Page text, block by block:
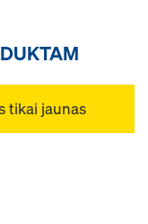
tikai jaunas